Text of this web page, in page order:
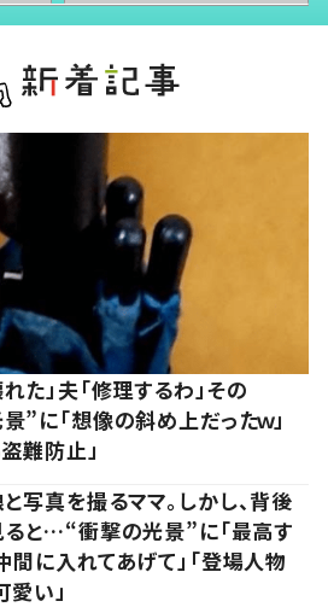
た」夫「修理するわ」その
”に「想像の斜め上だったｗ」
難防止」
写真を撮るママ。しかし、背後
ると…“衝撃の光景”に「最高す
間に入れてあげて」「登場人物
い」